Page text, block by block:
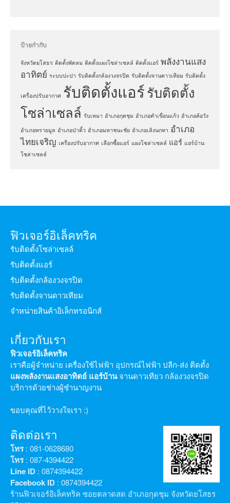
ป้ายกำกับ
จังหวัดยโสธร ติดตั้งพัดลม ติดตั้งแผงโซล่าเซลล์ ติดตั้งแอร์ พลังงานแสง
อาทิตย์ ระบบปะปา รับติดตั้งกล้องวงจรปิด รับติดตั้งจานดาวเทียม รับติดตั้ง
เครื่องปรับอากาศ รับติดตั้งแอร์รับติดตั้ง
โซล่าเซลล์ รับเหมา อำเภอกุดชุม อำเภอคำเขื่อนแก้ว อำเภอค้อวัง
อำเภอทรายมูล อำเภอป่าติ้ว อำเภอมหาชนะชัย อำเภอเลิงนกทา อำเภอ
ไทยเจริญ เครื่องปรับอากาศ เลือกซื้อแอร์ แผงโซล่าเซลล์ แอร์ แอร์บ้าน
โซล่าเซลล์
ฟิวเจอร์อิเล็คทริค
รับติดตั้งโซล่าเซลล์
รับติดตั้งแอร์
รับติดตั้งกล้องวงจรปิด
รับติดตั้งจานดาวเทียม
จำหน่ายสินค้าอิเล็กทรอนิกส์
เกี่ยวกับเรา
ฟิวเจอร์อิเล็คทริค
เราคือผู้จำหน่าย เครื่องใช้ไฟฟ้า อุปกรณ์ไฟฟ้า ปลีก-ส่ง ติดตั้ง
แผงพลังงานแสงอาทิตย์ แอร์บ้านจานดาวเทียว กล้องวงจรปิด
บริการด้วยช่างผู้ชำนาญงาน
ขอบคุณที่ไว้วางใจเรา :)
ติดต่อเรา
โทร: 081-0628680
โทร: 087-4394422
Line ID : 0874394422
Facebook ID : 0874394422
ร้านฟิวเจอร์อิเล็คทริค ซอยตลาดสด อำเภอกุดชุม จังหวัดยโสธร